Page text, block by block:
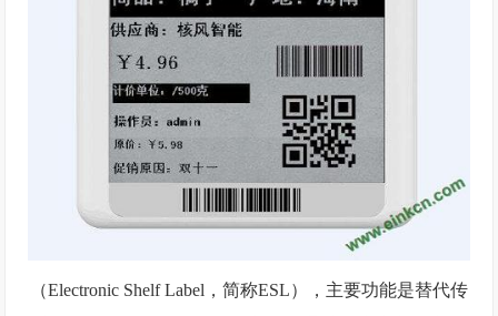
（Electronic Shelf Label，简称ESL），主要功能是替代传